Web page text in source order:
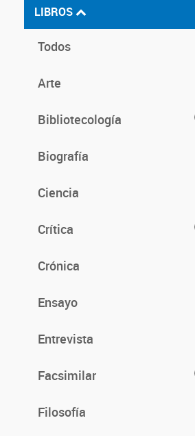
LIBROS
Todos
Arte
Bibliotecología
Biografía
Ciencia
Crítica
Crónica
Ensayo
Entrevista
Facsimilar
Filosofía